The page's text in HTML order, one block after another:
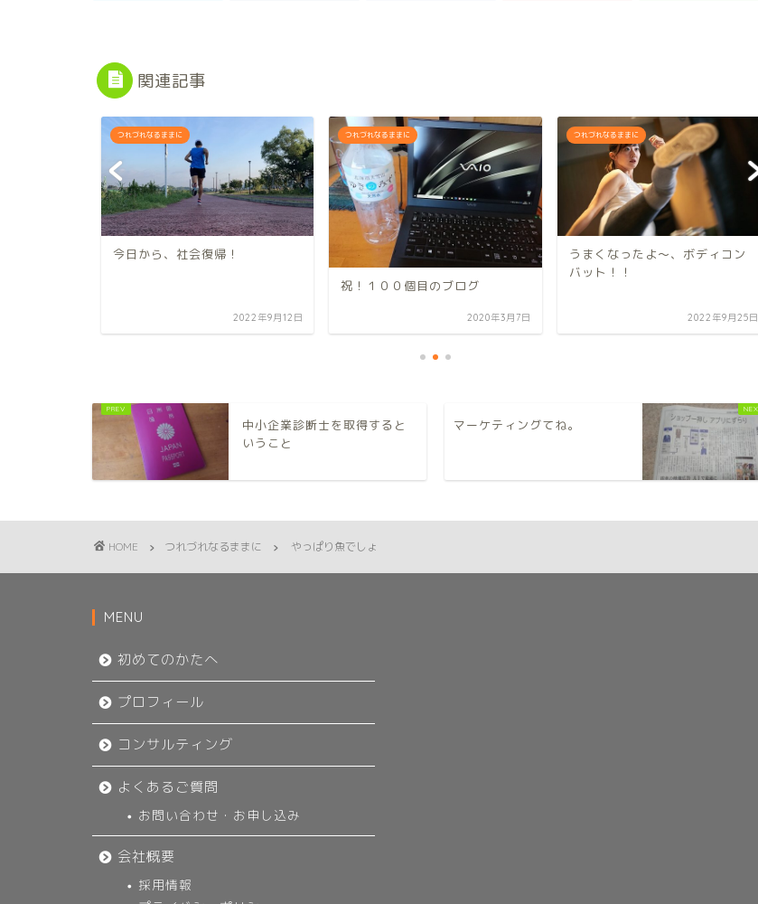
関連記事
つれづれなるままに
今日から、社会復帰！
2022年9月12日
つれづれなるままに
祝！１００個目のブログ
2020年3月7日
つれづれなるままに
うまくなったよ～、ボディコン
バット！！
2022年9月25日
中小企業診断士を取得すると
いうこと
マーケティングてね。
HOME つれづれなるままに やっぱり魚でしょ
MENU
初めてのかたへ
プロフィール
コンサルティング
よくあるご質問
お問い合わせ・お申し込み
会社概要
採用情報